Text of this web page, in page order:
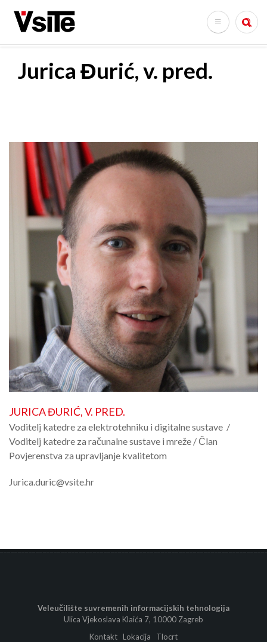
Search
Jurica Đurić, v. pred.
JURICA ĐURIĆ, V. PRED.
Voditelj katedre za elektrotehniku i digitalne sustave /
Voditelj katedre za računalne sustave i mreže / Član
Povjerenstva za upravljanje kvalitetom
Jurica.duric@vsite.hr
Veleučilište suvremenih informacijskih tehnologija
Ulica Vjekoslava Klaića 7, 10000 Zagreb
Kontakt Lokacija Tlocrt